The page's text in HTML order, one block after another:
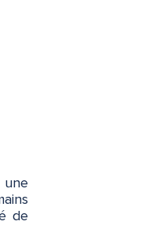
une
de